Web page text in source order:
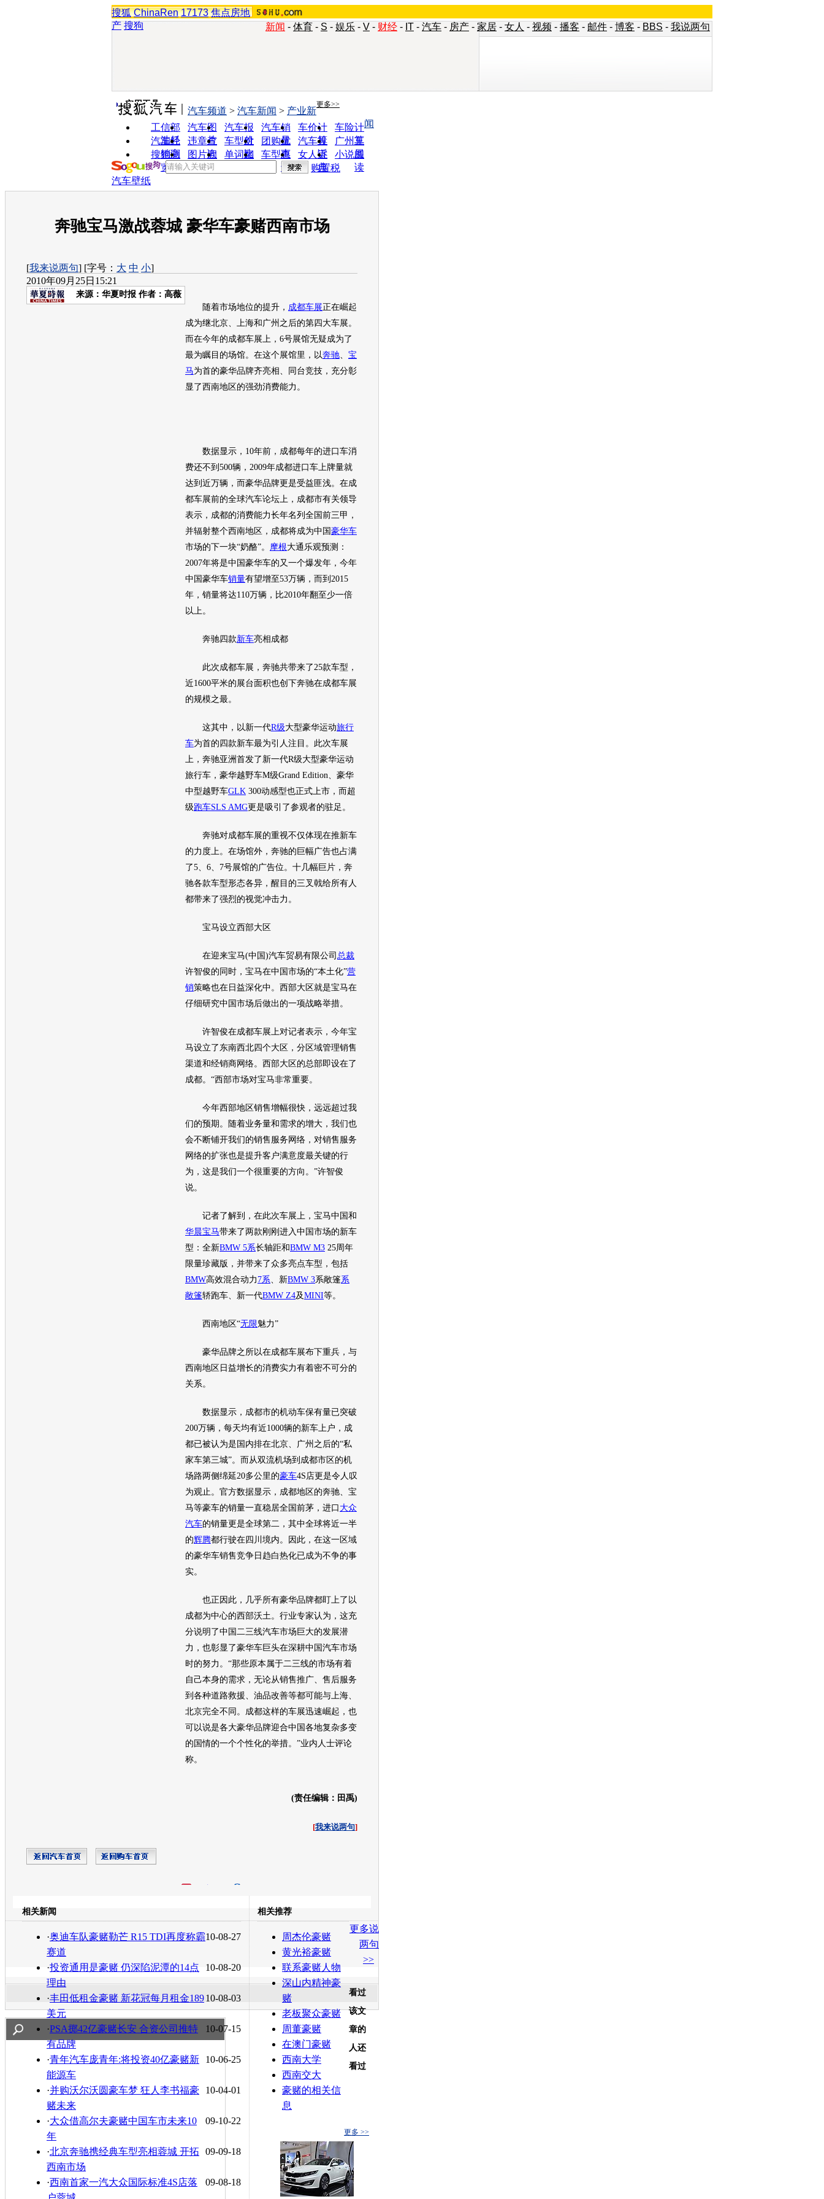
搜狐 ChinaRen 17173 焦点房地
产 搜狗 新闻 - 体育 - S - 娱乐 - V - 财经 - IT - 汽车 - 房产 - 家居 - 女人 - 视频 - 播客 - 邮件 - 博客 - BBS - 我说两句
实用工具 更多>>
工信部
油耗
汽车图
片
汽车报
价
汽车销
量
车价计
算
车险计
算
汽车经
销商
违章查
询
车型对
比
团购优
惠
汽车投
诉
广州车
展
搜狗浏
览器
图片欣
赏
单词翻
车型查
询
女人宝
典
小说阅
读
汽车频道 > 汽车新闻 > 产业新
闻
购置税
汽车壁纸
奔驰宝马激战蓉城 豪华车豪赌西南市场
[我来说两句] [字号： 大 中 小]
2010年09月25日15:21
来源： 华夏时报 作者：高薇
随着市场地位的提升， 成都车展正在崛起
成为继北京、上海和广州之后的第四大车展。
而在今年的成都车展 上，6号展馆无疑成为了
最为瞩目的场馆。在这个展馆里，以奔驰
宝
马为首的豪华品牌齐亮相、同台竞技，充分彰
显了西南地区的强劲消费能力。
数据显示，10年前，成都每年的进口车消
费还不到500辆，2009年成都进口车上牌量就
达到近万辆，而豪华品牌更是受益匪浅。在成
都车展前的全球汽车论坛上，成都市有关领导
表示，成都的消费能力长年名列全国前三甲，
并辐射整个西南地区，成都将成为中国 豪华车
市场的下一块“奶酪”。 摩根大通乐观预测：
2007年将是中国 豪华车的又一个爆发年，今年
中国 豪华车销量有望增至53万辆，而到2015
年， 销量将达110万辆，比2010年翻至少一倍
以上。
奔驰四款新车亮相成都
此次成都车展 ， 奔驰共带来了25款车型，
近1600平米的展台面积也创下奔驰在成都车展
的规模之最。
这其中，以新一代R级大型豪华运动旅行
车为首的四款新车最为引人注目。此次车展
上， 奔驰亚洲首发了新一代R级大型豪华运动
旅行车 ，豪华越野车M级Grand Edition、豪华
中型越野车GLK 300动感型也正式上市，而超
级跑车SLS AMG更是吸引了参观者的驻足。
奔驰对成都车展的重视不仅体现在推新车
的力度上。在场馆外， 奔驰的巨幅广告也占满
了5、6、7号展馆的广告位。十几幅巨片， 奔
驰各款车型形态各异，醒目的三叉戟给所有人
都带来了强烈的视觉冲击力。
宝马设立西部大区
在迎来宝马(中国)汽车贸易有限公司 总裁
许智俊的同时， 宝马在中国市场的“本土化”营
销策略也在日益深化中。西部大区就是宝马在
仔细研究中国市场后做出的一项战略举措。
许智俊在成都车展 上对记者表示，今年宝
马设立了东南西北四个大区，分区域管理销售
渠道和经销商网络。西部大区的总部即设在了
成都。“西部市场对宝马非常重要。
今年西部地区销售增幅很快，远远超过我
们的预期。随着业务量和需求的增大，我们也
会不断铺开我们的销售服务网络，对销售服务
网络的扩张也是提升客户满意度最关键的行
为，这是我们一个很重要的方向。”许智俊
说。
记者了解到，在此次车展上， 宝马中国和
华晨宝马带来了两款刚刚进入中国市场的新车
型：全新BMW 5系长轴距和BMW M3 25周年
限量珍藏版，并带来了众多亮点车型，包括
BMW高效混合动力 7系 、新BMW 3系敞篷 系
敞篷轿跑车 、新一代BMW Z4及MINI等。
西南地区“无限魅力”
豪华品牌之所以在成都车展布下重兵，与
西南地区日益增长的消费实力有着密不可分的
关系。
数据显示，成都市的机动车保有量已突破
200万辆，每天均有近1000辆的新车 上户，成
都已被认为是国内排在北京、广州之后的“私
家车第三城”。而从双流机场到成都市区的机
场路两侧绵延20多公里的豪车4S店更是令人叹
为观止。官方数据显示，成都地区的奔驰
宝
马等豪车的销量一直稳居全国前茅，进口 大众
汽车的销量更是全球第二，其中全球将近一半
的辉腾都行驶在四川境内。因此，在这一区域
的豪华车销售竞争日趋白热化已成为不争的事
实。
也正因此，几乎所有豪华品牌都盯上了以
成都为中心的西部沃土。行业专家认为，这充
分说明了中国二三线汽车市场巨大的发展潜
力，也彰显了豪华车巨头在深耕中国汽车市场
时的努力。“那些原本属于二三线的市场有着
自己本身的需求，无论从销售推广、售后服务
到各种道路救援、油品改善等都可能与上海、
北京完全不同。成都这样的车展迅速崛起，也
可以说是各大豪华品牌迎合中国各地复杂多变
的国情的一个个性化的举措。”业内人士评论
称。
(责任编辑：田禹)
[我来说两句]
转发至： 白社会 百度i贴吧
相关新闻
10-08-27
·奥迪车队豪赌勒芒 R15 TDI再度称霸
赛道
10-08-20
·投资通用是豪赌 仍深陷泥潭的14点
理由
10-08-03
·丰田低租金豪赌 新花冠每月租金189
美元
10-07-15
·PSA掷42亿豪赌长安 合资公司推特
有品牌
10-06-25
·青年汽车庞青年:将投资40亿豪赌新
能源车
10-04-01
·并购沃尔沃圆豪车梦 狂人李书福豪
赌未来
09-10-22
·大众借高尔夫豪赌中国车市未来10
年
09-09-18
·北京奔驰携经典车型亮相蓉城 开拓
西南市场
09-08-18
·西南首家一汽大众国际标准4S店落
相关推荐
周杰伦豪赌
黄光裕豪赌
联系豪赌人物
深山内精神豪
赌
老板聚众豪赌
周董豪赌
在澳门豪赌
西南大学
西南交大
豪赌的相关信
息
更多说
两句
>>
更多 >>
看过
该文
章的
人还
看过